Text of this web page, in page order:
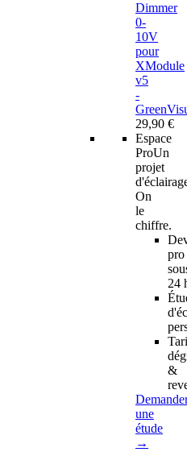
Dimmer
0-
10V
pour
XModule
v5
-
29,90 €
Espace
ProUn
projet
On
le
chiffre.
pro
24
&
une
étude
→